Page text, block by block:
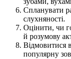
Спланувати
слухняності.
Оцінити, чи
й розумову
Відмовитися
популярну